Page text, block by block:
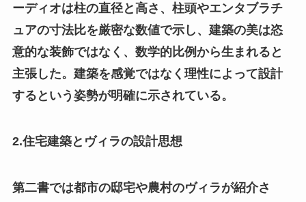
ーディオは柱の直径と高さ、柱頭やエンタブラチ
ュアの寸法比を厳密な数値で示し、建築の美は恣
意的な装飾ではなく、数学的比例から生まれると
主張した。建築を感覚ではなく理性によって設計
するという姿勢が明確に示されている。
2.住宅建築とヴィラの設計思想
第二書では都市の邸宅や農村のヴィラが紹介さ